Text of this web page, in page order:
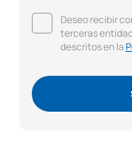
Deseo recibir
terceras
descritos en la